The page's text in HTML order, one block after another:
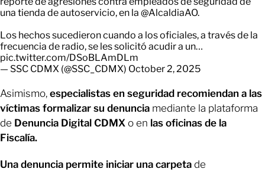
una tienda de autoservicio, en la @AlcaldiaAO.
Los hechos sucedieron cuando a los oficiales, a través de la
frecuencia de radio, se les solicitó acudir a un…
pic.twitter.com/DSoBLAmDLm
— SSC CDMX (@SSC_CDMX) October 2, 2025
Asimismo, especialistas en seguridad recomiendan a las
víctimas formalizar su denuncia mediante la plataforma
de Denuncia Digital CDMX o en las oficinas de la
Fiscalía.
Una denuncia permite iniciar una carpeta de